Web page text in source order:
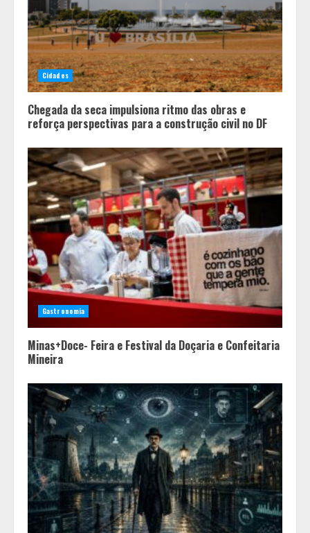
3
Parque do Palácio tem
programação de família no Dia dos
Pais
Cidades
Chegada da seca impulsiona ritmo das obras e
reforça perspectivas para a construção civil no DF
Gastronomia
Minas+Doce- Feira e Festival da Doçaria e Confeitaria
Mineira